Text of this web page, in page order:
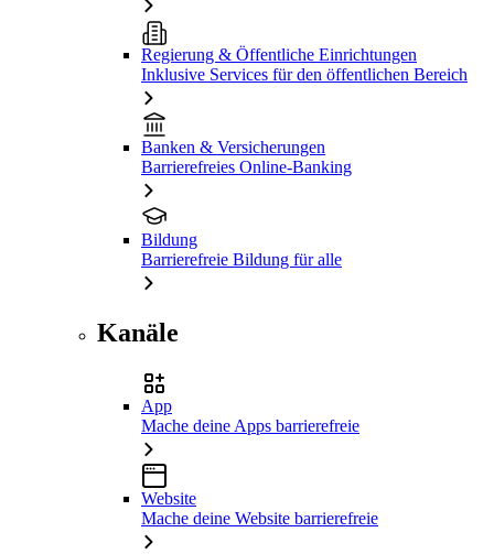
Regierung & Öffentliche Einrichtungen
Inklusive Services für den öffentlichen Bereich
Banken & Versicherungen
Barrierefreies Online-Banking
Bildung
Barrierefreie Bildung für alle
Kanäle
App
Mache deine Apps barrierefreie
Website
Mache deine Website barrierefreie